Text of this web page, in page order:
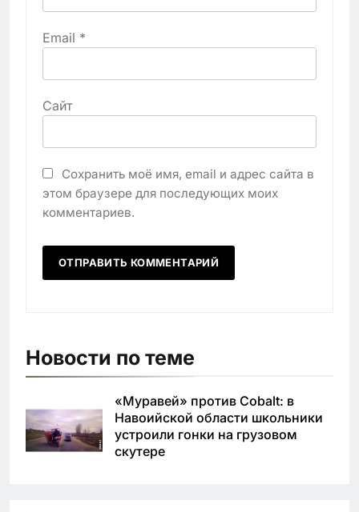
Email *
Сайт
Сохранить моё имя, email и адрес сайта в
этом браузере для последующих моих
комментариев.
Новости по теме
«Муравей» против Cobalt: в
Навоийской области школьники
устроили гонки на грузовом
скутере